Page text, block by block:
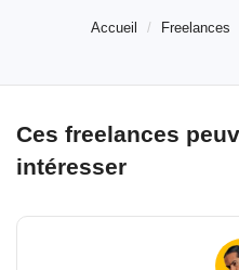
Accueil Freelances
Ces freelances
intéresser